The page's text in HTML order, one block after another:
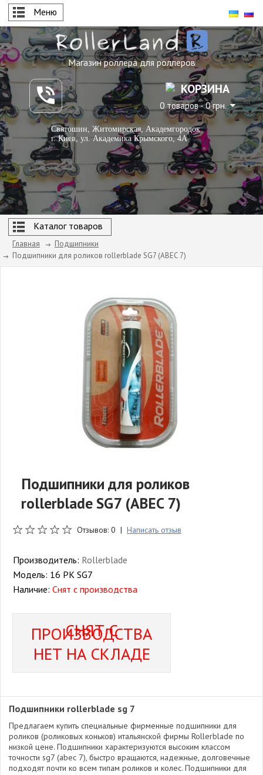
Меню
Магазин роллера для роллеров
КОРЗИНА
0 товаров - 0 грн.
Святошин, Житомирская, Академгородок
г. Киев, ул. Академика Крымского, 4А
Каталог товаров
Главная
Подшипники
Подшипники для роликов rollerblade SG7 (ABEC 7)
Подшипники для роликов
rollerblade SG7 (ABEC 7)
Отзывов: 0 | Написать отзыв
Производитель: Rollerblade
Модель: 16 PK SG7
Наличие: Снят с производства
СНЯТ С
ПРОИЗВОДСТВА
НЕТ НА СКЛАДЕ
Подшипники rollerblade sg 7
Предлагаем купить специальные фирменные подшипники для
роликов (роликовых коньков) итальянской фирмы Rollerblade по
низкой цене. Подшипники характеризуются высоким классом
точности sg7 (abec 7), быстро вращаются, надежные, долговечные
подходят почти ко всем типам роликов и колес. Подшипники для